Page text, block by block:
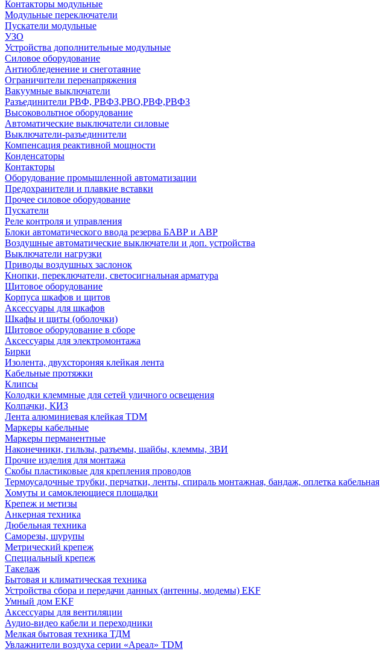
Контакторы модульные
Модульные переключатели
Пускатели модульные
УЗО
Устройства дополнительные модульные
Силовое оборудование
Антиобледенение и снеготаяние
Ограничители перенапряжения
Вакуумные выключатели
Разъединители РВФ, РВФЗ,РВО,РВФ,РВФЗ
Высоковольтное оборудование
Автоматические выключатели cиловые
Выключатели-разъединители
Компенсация реактивной мощности
Конденсаторы
Контакторы
Оборудование промышленной автоматизации
Предохранители и плавкие вставки
Прочее силовое оборудование
Пускатели
Реле контроля и управления
Блоки автоматического ввода резерва БАВР и АВР
Воздушные автоматические выключатели и доп. устройства
Выключатели нагрузки
Приводы воздушных заслонок
Кнопки, переключатели, светосигнальная арматура
Щитовое оборудование
Корпуса шкафов и щитов
Аксессуары для шкафов
Шкафы и щиты (оболочки)
Щитовое оборудование в сборе
Аксессуары для электромонтажа
Бирки
Изолента, двухстороняя клейкая лента
Кабельные протяжки
Клипсы
Колодки клеммные для сетей уличного освещения
Колпачки, КИЗ
Лента алюминиевая клейкая TDM
Маркеры кабельные
Маркеры перманентные
Наконечники, гильзы, разъемы, шайбы, клеммы, ЗВИ
Прочие изделия для монтажа
Скобы пластиковые для крепления проводов
Термоусадочные трубки, перчатки, ленты, спираль монтажная, бандаж, оплетка кабельная
Хомуты и самоклеющиеся площадки
Крепеж и метизы
Анкерная техника
Дюбельная техника
Саморезы, шурупы
Метрический крепеж
Специальный крепеж
Такелаж
Бытовая и климатическая техника
Устройства сбора и передачи данных (антенны, модемы) EKF
Умный дом EKF
Аксессуары для вентиляции
Аудио-видео кабели и переходники
Мелкая бытовая техника ТДМ
Увлажнители воздуха серии «Ареал» TDM